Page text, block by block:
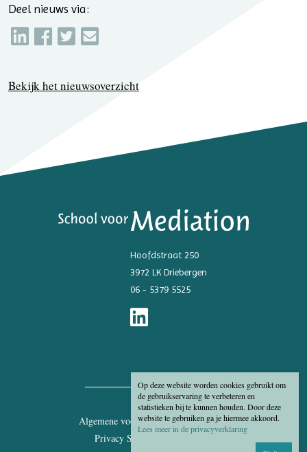
Op deze website worden cookies gebruikt om
de gebruikservaring te verbeteren en
statistieken bij te kunnen houden. Door deze
website te gebruiken ga je hiermee akkoord.
Lees meer in de privacyverklaring
Deel nieuws via:
Bekijk het nieuwsoverzicht
Hoofdstraat 250
3972 LK Driebergen
06 - 5379 5525
Algemene voorwaarden
Disclaimer
Privacy Statement
Cookies